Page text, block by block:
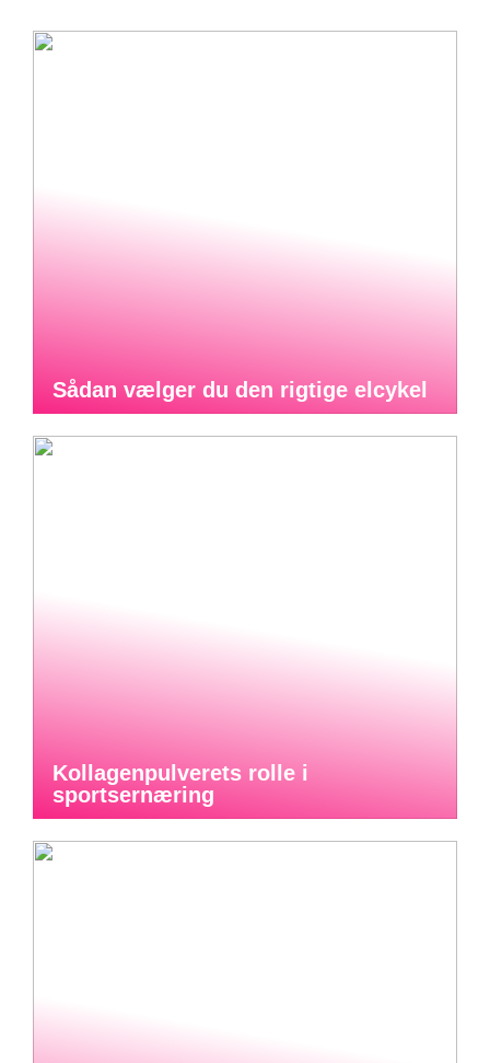
Sådan vælger du den rigtige elcykel
Kollagenpulverets rolle i
sportsernæring